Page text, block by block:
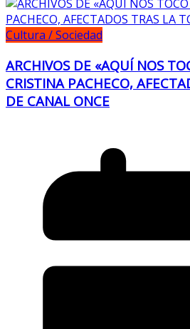
Cultura / Sociedad
ARCHIVOS DE «AQUÍ NOS
CRISTINA PACHECO,
DE CANAL ONCE